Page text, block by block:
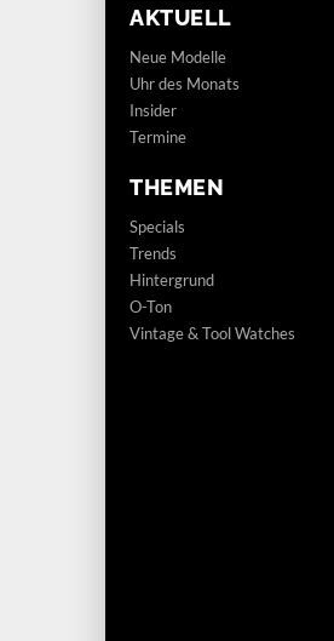
AKTUELL
Neue Modelle
Uhr des Monats
Insider
Termine
THEMEN
Specials
Trends
Hintergrund
O-Ton
Vintage & Tool Watches